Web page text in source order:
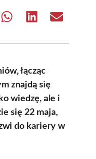
Share Share Share
łącząc
znajdą się
wiedzę, ale i
się 22 maja,
do kariery w